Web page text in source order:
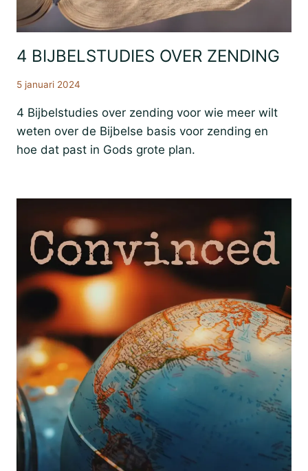
Bijbestudie
4 BIJBELSTUDIES OVER ZENDING
5 januari 2024
4 Bijbelstudies over zending voor wie meer wilt
weten over de Bijbelse basis voor zending en
hoe dat past in Gods grote plan.